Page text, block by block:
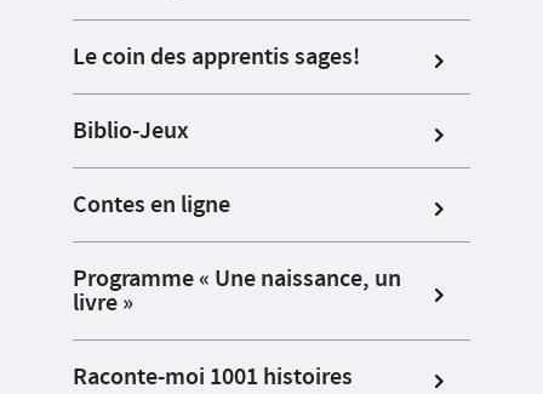
Le coin des apprentis sages!
Biblio-Jeux
Contes en ligne
Programme « Une naissance, un
livre »
Raconte-moi 1001 histoires